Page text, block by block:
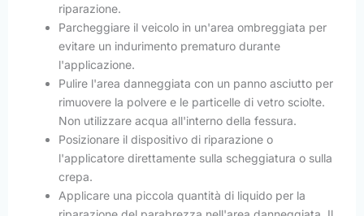
riparazione.
Parcheggiare il veicolo in un'area ombreggiata per
evitare un indurimento prematuro durante
l'applicazione.
Pulire l'area danneggiata con un panno asciutto per
rimuovere la polvere e le particelle di vetro sciolte.
Non utilizzare acqua all'interno della fessura.
Posizionare il dispositivo di riparazione o
l'applicatore direttamente sulla scheggiatura o sulla
crepa.
Applicare una piccola quantità di liquido per la